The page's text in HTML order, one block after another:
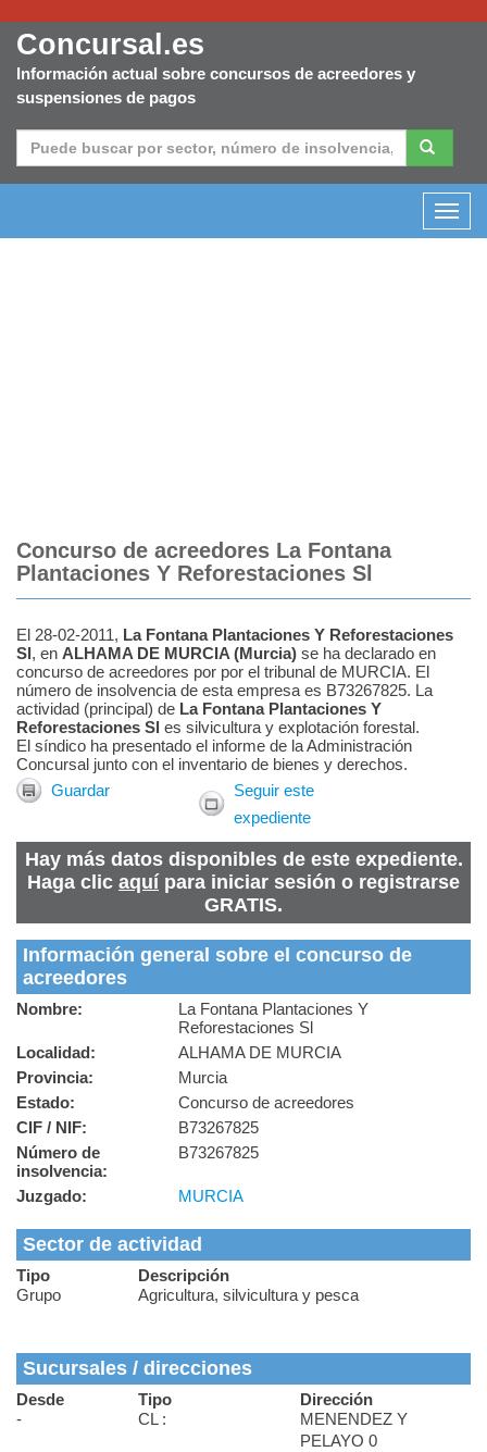
Concursal.es
Información actual sobre concursos de acreedores y
suspensiones de pagos
Concurso de acreedores La Fontana
Plantaciones Y Reforestaciones Sl
El 28-02-2011, La Fontana Plantaciones Y Reforestaciones
Sl, en ALHAMA DE MURCIA (Murcia) se ha declarado en
concurso de acreedores por por el tribunal de MURCIA. El
número de insolvencia de esta empresa es B73267825. La
actividad (principal) de La Fontana Plantaciones Y
Reforestaciones Sl es silvicultura y explotación forestal.
El síndico ha presentado el informe de la Administración
Concursal junto con el inventario de bienes y derechos.
Guardar
Seguir este
expediente
Hay más datos disponibles de este expediente.
Haga clic aquí para iniciar sesión o registrarse
GRATIS.
Información general sobre el concurso de
acreedores
Nombre:
La Fontana Plantaciones Y
Reforestaciones Sl
Localidad:
ALHAMA DE MURCIA
Provincia:
Murcia
Estado:
Concurso de acreedores
CIF / NIF:
B73267825
Número de
insolvencia:
B73267825
Juzgado: MURCIA
Sector de actividad
Tipo
Descripción
Grupo
Agricultura, silvicultura y pesca
Sucursales / direcciones
Desde Tipo
Dirección
-
CL :
MENENDEZ Y
PELAYO 0